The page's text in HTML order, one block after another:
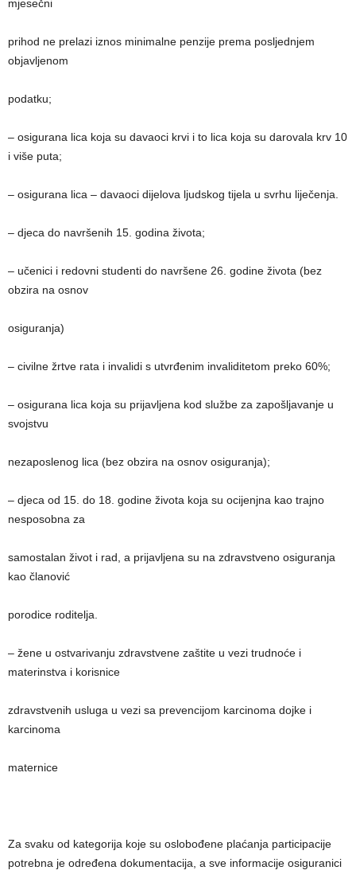
mjesečni
prihod ne prelazi iznos minimalne penzije prema posljednjem
objavljenom
podatku;
– osigurana lica koja su davaoci krvi i to lica koja su darovala krv 10
i više puta;
– osigurana lica – davaoci dijelova ljudskog tijela u svrhu liječenja.
– djeca do navršenih 15. godina života;
– učenici i redovni studenti do navršene 26. godine života (bez
obzira na osnov
osiguranja)
– civilne žrtve rata i invalidi s utvrđenim invaliditetom preko 60%;
– osigurana lica koja su prijavljena kod službe za zapošljavanje u
svojstvu
nezaposlenog lica (bez obzira na osnov osiguranja);
– djeca od 15. do 18. godine života koja su ocijenjna kao trajno
nesposobna za
samostalan život i rad, a prijavljena su na zdravstveno osiguranja
kao članović
porodice roditelja.
– žene u ostvarivanju zdravstvene zaštite u vezi trudnoće i
materinstva i korisnice
zdravstvenih usluga u vezi sa prevencijom karcinoma dojke i
karcinoma
maternice
Za svaku od kategorija koje su oslobođene plaćanja participacije
potrebna je određena dokumentacija, a sve informacije osiguranici